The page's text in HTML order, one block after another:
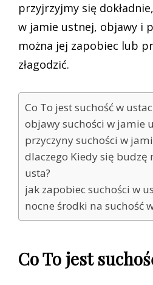
przyjrzyjmy się
w jamie ustnej, objawy i
można jej zapobiec lub
złagodzić.
Co To jest suchość w
objawy suchości w jamie
przyczyny suchości w
dlaczego Kiedy się budzę
usta?
jak zapobiec suchości w
nocne środki na suchość
Co To jest